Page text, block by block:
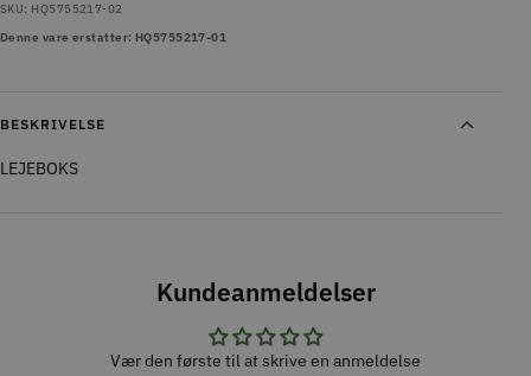
SKU: HQ5755217-02
Denne vare erstatter: HQ5755217-01
BESKRIVELSE
LEJEBOKS
Kundeanmeldelser
Vær den første til at skrive en anmeldelse